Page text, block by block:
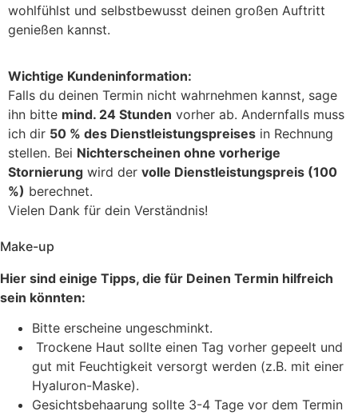
wohlfühlst und selbstbewusst deinen großen Auftritt
genießen kannst.
Wichtige Kundeninformation:
Falls du deinen Termin nicht wahrnehmen kannst, sage
ihn bitte mind. 24 Stunden vorher ab. Andernfalls muss
ich dir 50 % des Dienstleistungspreises in Rechnung
stellen. Bei Nichterscheinen ohne vorherige
Stornierung wird der volle Dienstleistungspreis (100
%) berechnet.
Vielen Dank für dein Verständnis!
Make-up
Hier sind einige Tipps, die für Deinen Termin hilfreich
sein könnten:
Bitte erscheine ungeschminkt.
Trockene Haut sollte einen Tag vorher gepeelt und
gut mit Feuchtigkeit versorgt werden (z.B. mit einer
Hyaluron-Maske).
Gesichtsbehaarung sollte 3-4 Tage vor dem Termin